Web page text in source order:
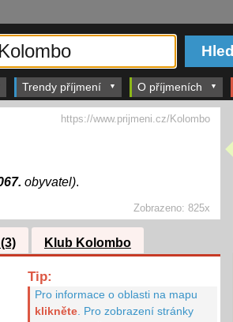
Trendy příjmení O příjmeních
Zobrazeno:825x
obyvatel).
https://www.prijmeni.cz/Kolombo
Klub Kolombo
Tip:
Pro informace o oblasti na mapu
klikněte. Pro zobrazení stránky